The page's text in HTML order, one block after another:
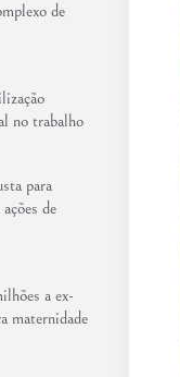
de
no trabalho
para
de
a ex-
maternidade